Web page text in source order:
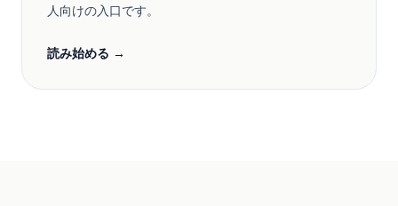
人向けの入口です。
読み始める →